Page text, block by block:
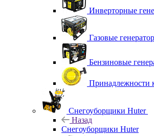
Инверторные
Газовые
Бензиновые
Принадлежности
Снегоуборщики Huter
Назад
Снегоуборщики Huter